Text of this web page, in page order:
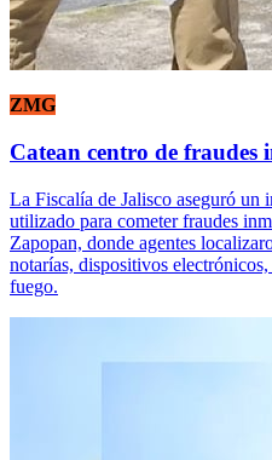
ZMG
Catean centro de
La Fiscalía de Jalisco aseguró un
utilizado para cometer fraudes
Zapopan, donde agentes
notarías, dispositivos
fuego.